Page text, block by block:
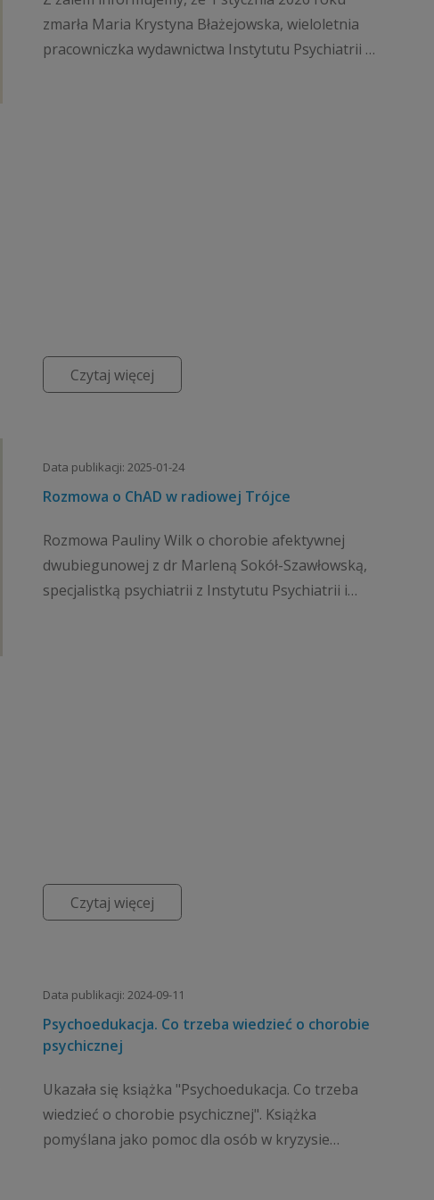
zmarła Maria Krystyna Błażejowska, wieloletnia
pracowniczka wydawnictwa Instytutu Psychiatrii i
Czytaj więcej
Data publikacji: 2025-01-24
Rozmowa o ChAD w radiowej Trójce
Rozmowa Pauliny Wilk o chorobie afektywnej
dwubiegunowej z dr Marleną Sokół-Szawłowską,
specjalistką psychiatrii z Instytutu Psychiatrii i
Czytaj więcej
Data publikacji: 2024-09-11
Psychoedukacja. Co trzeba wiedzieć o chorobie
psychicznej
Ukazała się książka "Psychoedukacja. Co trzeba
wiedzieć o chorobie psychicznej". Książka
pomyślana jako pomoc dla osób w kryzysie